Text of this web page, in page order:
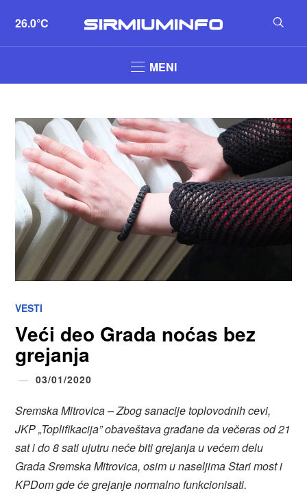
26.0°C
MENI
VESTI
Veći deo Grada noćas bez
grejanja
03/01/2020
Sremska Mitrovica – Zbog sanacije toplovodnih cevi,
JKP „Toplifikacija” obaveštava građane da večeras od 21
sat i do 8 sati ujutru neće biti grejanja u većem delu
Grada Sremska Mitrovica, osim u naseljima Stari most i
KPDom gde će grejanje normalno funkcionisati.